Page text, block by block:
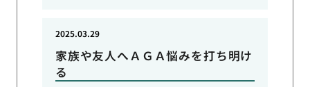
家族や友人へＡＧＡ悩みを打ち明け
る
2025.03.29